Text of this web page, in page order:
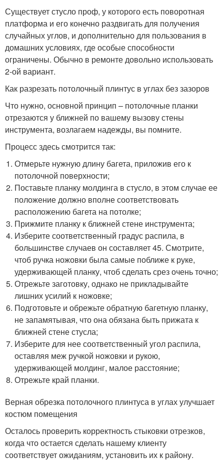
Существует стусло проф, у которого есть поворотная
платформа и его конечно раздвигать для получения
случайных углов, и дополнительно для пользования в
домашних условиях, где особые способности
ограничены. Обычно в ремонте довольно использовать
2-ой вариант.
Как разрезать потолочный плинтус в углах без зазоров
Что нужно, основной принцип – потолочные планки
отрезаются у ближней по вашему вызову стены
инструмента, возлагаем надежды, вы помните.
Процесс здесь смотрится так:
Отмерьте нужную длину багета, приложив его к
потолочной поверхности;
Поставьте планку молдинга в стусло, в этом случае ее
положение должно вполне соответствовать
расположению багета на потолке;
Прижмите планку к ближней стене инструмента;
Изберите соответственный градус распила, в
большинстве случаев он составляет 45. Смотрите,
чтоб ручка ножовки была самые поближе к руке,
удерживающей планку, чтоб сделать срез очень точно;
Отрежьте заготовку, однако не прикладывайте
лишних усилий к ножовке;
Подготовьте и обрежьте обратную багетную планку,
не запамятывая, что она обязана быть прижата к
ближней стене стусла;
Изберите для нее соответственный угол распила,
оставляя меж ручкой ножовки и рукою,
удерживающей молдинг, малое расстояние;
Отрежьте край планки.
Верная обрезка потолочного плинтуса в углах улучшает
костюм помещения
Осталось проверить корректность стыковки отрезков,
когда что остается сделать нашему клиенту
соответствует ожиданиям, установить их к району.